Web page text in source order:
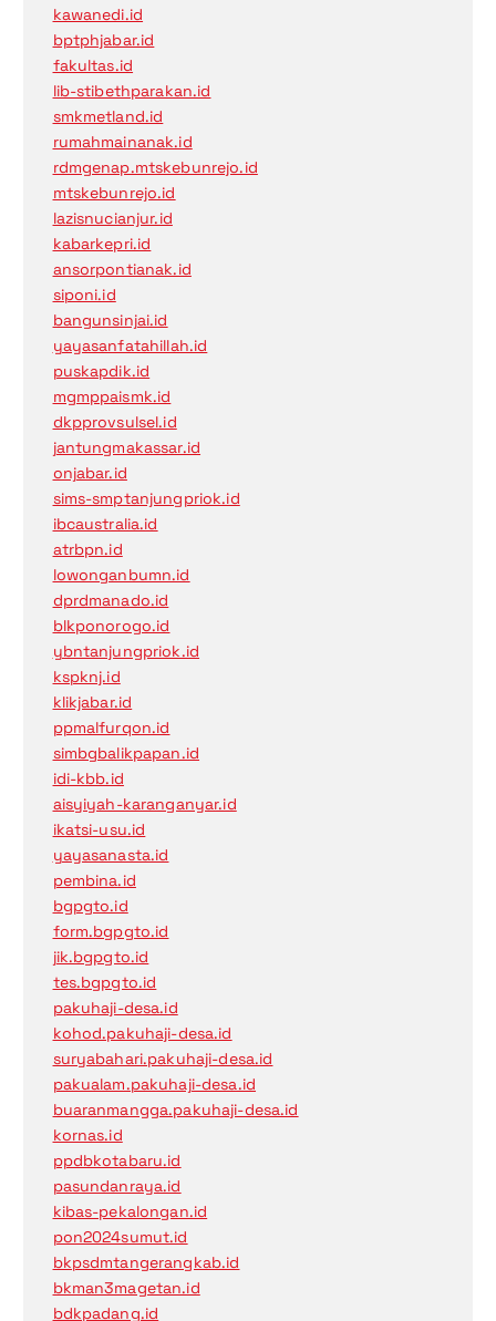
kawanedi.id
bptphjabar.id
fakultas.id
lib-stibethparakan.id
smkmetland.id
rumahmainanak.id
rdmgenap.mtskebunrejo.id
mtskebunrejo.id
lazisnucianjur.id
kabarkepri.id
ansorpontianak.id
siponi.id
bangunsinjai.id
yayasanfatahillah.id
puskapdik.id
mgmppaismk.id
dkpprovsulsel.id
jantungmakassar.id
onjabar.id
sims-smptanjungpriok.id
ibcaustralia.id
atrbpn.id
lowonganbumn.id
dprdmanado.id
blkponorogo.id
ybntanjungpriok.id
kspknj.id
klikjabar.id
ppmalfurqon.id
simbgbalikpapan.id
idi-kbb.id
aisyiyah-karanganyar.id
ikatsi-usu.id
yayasanasta.id
pembina.id
bgpgto.id
form.bgpgto.id
jik.bgpgto.id
tes.bgpgto.id
pakuhaji-desa.id
kohod.pakuhaji-desa.id
suryabahari.pakuhaji-desa.id
pakualam.pakuhaji-desa.id
buaranmangga.pakuhaji-desa.id
kornas.id
ppdbkotabaru.id
pasundanraya.id
kibas-pekalongan.id
pon2024sumut.id
bkpsdmtangerangkab.id
bkman3magetan.id
bdkpadang.id